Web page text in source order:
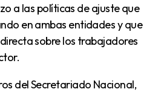
a las políticas de ajuste que
en ambas entidades y que
sobre los trabajadores